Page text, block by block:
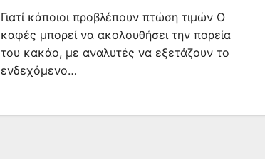
Γιατί κάποιοι προβλέπουν πτώση τιμών Ο
καφές μπορεί να ακολουθήσει την πορεία
του κακάο, με αναλυτές να εξετάζουν το
ενδεχόμενο…